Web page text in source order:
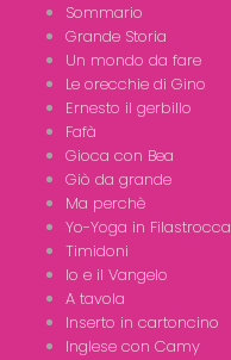
Sommario
Grande Storia
Un mondo da fare
Le orecchie di Gino
Ernesto il gerbillo
Fafà
Gioca con Bea
Giò da grande
Ma perchè
Yo-Yoga in Filastrocca
Timidoni
Io e il Vangelo
A tavola
Inserto in cartoncino
Inglese con Camy